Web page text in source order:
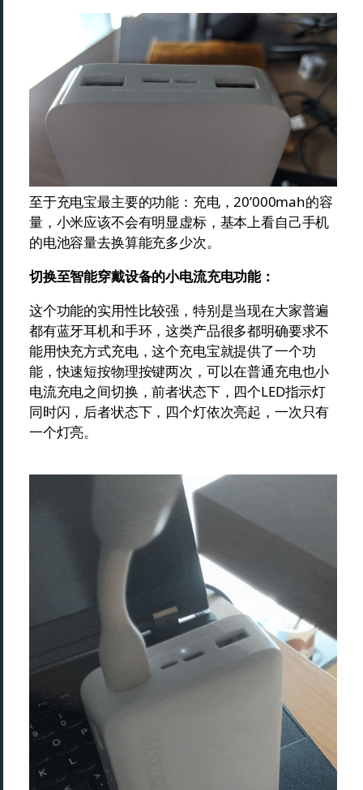
至于充电宝最主要的功能：充电，20’000mah的容
量，小米应该不会有明显虚标，基本上看自己手机
的电池容量去换算能充多少次。
切换至智能穿戴设备的小电流充电功能：
这个功能的实用性比较强，特别是当现在大家普遍
都有蓝牙耳机和手环，这类产品很多都明确要求不
能用快充方式充电，这个充电宝就提供了一个功
能，快速短按物理按键两次，可以在普通充电也小
电流充电之间切换，前者状态下，四个LED指示灯
同时闪，后者状态下，四个灯依次亮起，一次只有
一个灯亮。